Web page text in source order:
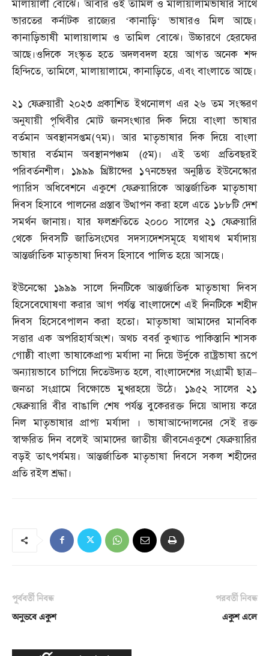
মালায়ালী বোঝে। আবার ওই তামিল ও মালায়ালামভাষার সাথে
ভারতের কর্নাটক রাজ্যের ‘কানাড়ি‘ভাষারও মিল আছে।
কানাড়িভাষী মালায়ালাম ও তামিল বোঝে। উচ্চারণে হেরফের
আছে।ওদিকে সংস্কৃত হতে অদলবদল হয়ে আগত অনেক শব্দ
হিন্দিতে,তামিলে,মালায়ালামে,কানাড়িতে, এবং বাংলাতে আছে।
২১ ফেব্রুয়ারী ২০২৩ প্রকাশিত ইথনোলগ এর ২৬ তম সংস্করণ
অনুযায়ী পৃথিবীর মোট জনসংখ্যার দিক দিয়ে বাংলা ভাষার
বর্তমান অবস্থানসপ্তম(৭ম)। আর মাতৃভাষার দিক দিয়ে বাংলা
ভাষার বর্তমান অবস্থানপঞ্চম (৫ম)। এই তথ্য প্রতিবছরই
পরিবর্তনশীল। ১৯৯৯ খ্রিষ্টাব্দের ১৭নভেম্বর অনুষ্ঠিত ইউনেস্কোর
প্যারিস অধিবেশনে একুশে ফেব্রুয়ারিকে আন্তর্জাতিক মাতৃভাষা
দিবস হিসাবে পালনের প্রস্তাব উত্থাপন করা হলে এতে ১৮৮টি দেশ
সমর্থন জানায়। যার ফলশ্রুতিতে ২০০০ সালের ২১ ফেব্রুয়ারি
থেকে দিবসটি জাতিসংঘের সদস্যদেশসমূহে যথাযথ মর্যাদায়
আন্তর্জাতিক মাতৃভাষা দিবস হিসাবে পালিত হয়ে আসছে।
ইউনেস্কো ১৯৯৯ সালে দিনটিকে আন্তর্জাতিক মাতৃভাষা দিবস
হিসেবেঘোষণা করার আগ পর্যন্ত বাংলাদেশে এই দিনটিকে শহীদ
দিবস হিসেবেপালন করা হতো। মাতৃভাষা আমাদের মানবিক
সত্তার এক অপরিহার্যঅংশ। অথচ ববর্র কুখ্যাত পাকিস্তানি শাসক
গোষ্ঠী বাংলা ভাষাকেপ্রাপ্য মর্যাদা না দিয়ে উর্দুকে রাষ্ট্রভাষা রূপে
অন্যায়ভাবে চাপিয়ে দিতেউদ্যত হলে,বাংলাদেশের সংগ্রামী ছাত্র–
জনতা সংগ্রামে বিক্ষোভে মুখরহয়ে উঠে। ১৯৫২ সালের ২১
ফেব্রুয়ারি বীর বাঙালি শেষ পর্যন্ত বুকেররক্ত দিয়ে আদায় করে
নিল মাতৃভাষার প্রাপ্য মর্যাদা । ভাষাআন্দোলনের সেই রক্ত
স্বাক্ষরিত দিন বলেই আমাদের জাতীয় জীবনেএকুশে ফেব্রুয়ারির
বড়ই তাৎপর্যময়। আন্তর্জাতিক মাতৃভাষা দিবসে সকল শহীদের
প্রতি রইল শ্রদ্ধা।
পূর্ববর্তী নিবন্ধ
অনুভবে একুশ
পরবর্তী নিবন্ধ
একুশ এলে